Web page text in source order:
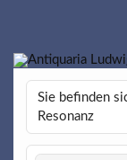
Sie befinden
Resonanz